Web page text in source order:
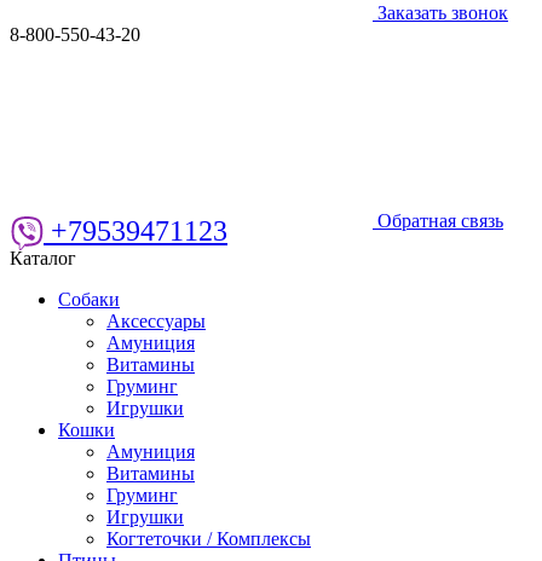
Заказать звонок
8-800-550-43-20
Обратная связь
+79539471123
Каталог
Собаки
Аксессуары
Амуниция
Витамины
Груминг
Игрушки
Кошки
Амуниция
Витамины
Груминг
Игрушки
Когтеточки / Комплексы